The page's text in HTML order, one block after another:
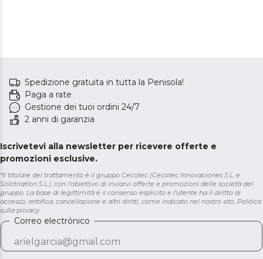
Spedizione gratuita in tutta la Penisola!
Paga a rate
Gestione dei tuoi ordini 24/7
2 anni di garanzia
Iscrivetevi alla newsletter per ricevere offerte e
promozioni esclusive.
*Il titolare del trattamento è il gruppo Cecotec (Cecotec Innovaciones S.L. e
Solotriatlon S.L.), con l'obiettivo di inviarvi offerte e promozioni delle società del
gruppo. La base di legittimità è il consenso esplicito e l'utente ha il diritto di
accesso, rettifica, cancellazione e altri diritti, come indicato nel nostro sito. Politica
sulla privacy
Correo electrónico